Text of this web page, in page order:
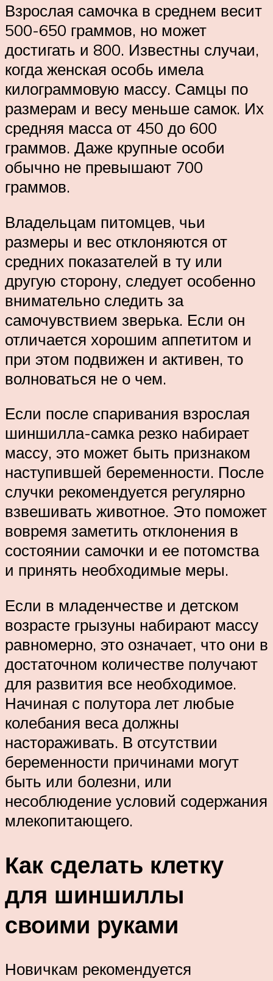
Взрослая самочка в среднем весит
500-650 граммов, но может
достигать и 800. Известны случаи,
когда женская особь имела
килограммовую массу. Самцы по
размерам и весу меньше самок. Их
средняя масса от 450 до 600
граммов. Даже крупные особи
обычно не превышают 700
граммов.
Владельцам питомцев, чьи
размеры и вес отклоняются от
средних показателей в ту или
другую сторону, следует особенно
внимательно следить за
самочувствием зверька. Если он
отличается хорошим аппетитом и
при этом подвижен и активен, то
волноваться не о чем.
Если после спаривания взрослая
шиншилла-самка резко набирает
массу, это может быть признаком
наступившей беременности. После
случки рекомендуется регулярно
взвешивать животное. Это поможет
вовремя заметить отклонения в
состоянии самочки и ее потомства
и принять необходимые меры.
Если в младенчестве и детском
возрасте грызуны набирают массу
равномерно, это означает, что они в
достаточном количестве получают
для развития все необходимое.
Начиная с полутора лет любые
колебания веса должны
настораживать. В отсутствии
беременности причинами могут
быть или болезни, или
несоблюдение условий содержания
млекопитающего.
Как сделать клетку
для шиншиллы
своими руками
Новичкам рекомендуется